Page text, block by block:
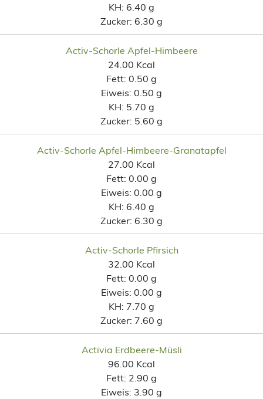
KH: 6.40 g
Zucker: 6.30 g
Activ-Schorle Apfel-Himbeere
24.00 Kcal
Fett: 0.50 g
Eiweis: 0.50 g
KH: 5.70 g
Zucker: 5.60 g
Activ-Schorle Apfel-Himbeere-Granatapfel
27.00 Kcal
Fett: 0.00 g
Eiweis: 0.00 g
KH: 6.40 g
Zucker: 6.30 g
Activ-Schorle Pfirsich
32.00 Kcal
Fett: 0.00 g
Eiweis: 0.00 g
KH: 7.70 g
Zucker: 7.60 g
Activia Erdbeere-Müsli
96.00 Kcal
Fett: 2.90 g
Eiweis: 3.90 g